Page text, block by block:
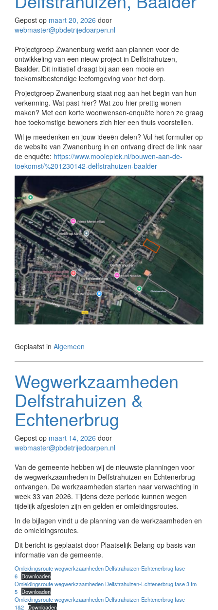
Gepost op maart 20, 2026 door
webmaster@pbdetrijedoarpen.nl
Projectgroep Zwanenburg werkt aan plannen voor de
ontwikkeling van een nieuw project in Delfstrahuizen,
Baalder. Dit initiatief draagt bij aan een mooie en
toekomstbestendige leefomgeving voor het dorp.
Projectgroep Zwanenburg staat nog aan het begin van hun
verkenning. Wat past hier? Wat zou hier prettig wonen
maken? Met een korte woonwensen-enquête horen ze graag
hoe toekomstige bewoners zich hier een thuis voorstellen.
Wil je meedenken en jouw ideeën delen? Vul het formulier op
de website van Zwanenburg in en ontvang direct de link naar
de enquête: https://www.mooieplek.nl/bouwen-aan-de-
toekomst/%201230142-delfstrahuizen-baalder
Geplaatst in Algemeen
Wegwerkzaamheden
Delfstrahuizen &
Echtenerbrug
Gepost op maart 14, 2026 door
webmaster@pbdetrijedoarpen.nl
Van de gemeente hebben wij de nieuwste planningen voor
de wegwerkzaamheden in Delfstrahuizen en Echtenerbrug
ontvangen. De werkzaamheden starten naar verwachting in
week 33 van 2026. Tijdens deze periode kunnen wegen
tijdelijk afgesloten zijn en gelden er omleidingsroutes.
In de bijlagen vindt u de planning van de werkzaamheden en
de omleidingsroutes.
Dit bericht is geplaatst door Plaatselijk Belang op basis van
informatie van de gemeente.
Omleidingsroute wegwerkzaamheden Delfstrahuizen-Echtenerbrug fase
6 Downloaden
Omleidingsroute wegwerkzaamheden Delfstrahuizen-Echtenerbrug fase 3 tm
5 Downloaden
Omleidingsroute wegwerkzaamheden Delfstrahuizen-Echtenerbrug fase
1&2 Downloaden